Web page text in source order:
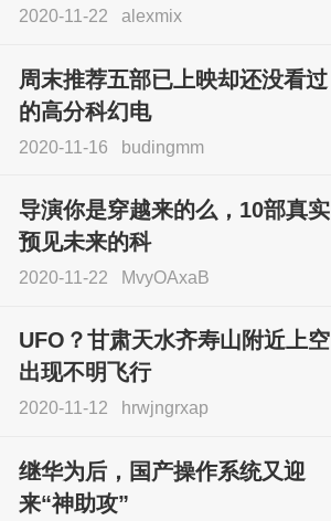
2020-11-22 alexmix
周末推荐五部已上映却还没看过
的高分科幻电
2020-11-16 budingmm
导演你是穿越来的么，10部真实
预见未来的科
2020-11-22 MvyOAxaB
UFO？甘肃天水齐寿山附近上空
出现不明飞行
2020-11-12 hrwjngrxap
继华为后，国产操作系统又迎
来“神助攻”